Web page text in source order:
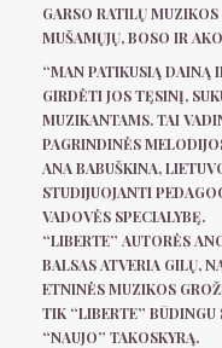
GARSO RATILŲ
MUŠAMŲJŲ, BOSO IR
“MAN PATIKUSIĄ DAINĄ
GIRDĖTI JOS TĘSINĮ,
MUZIKANTAMS. TAI
PAGRINDINĖS
ANA BABUŠKINA,
STUDIJUOJANTI
VADOVĖS SPECIALYBĘ.
“LIBERTE” AUTORĖS
BALSAS ATVERIA GILŲ,
ETNINĖS MUZIKOS
TIK “LIBERTE” BŪDINGU
“NAUJO” TAKOSKYRĄ.